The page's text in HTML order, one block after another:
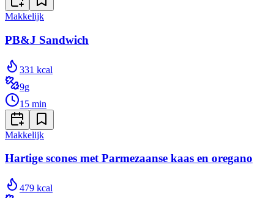
Makkelijk
PB&J Sandwich
331 kcal
9g
15 min
Makkelijk
Hartige scones met Parmezaanse kaas en oregano
479 kcal